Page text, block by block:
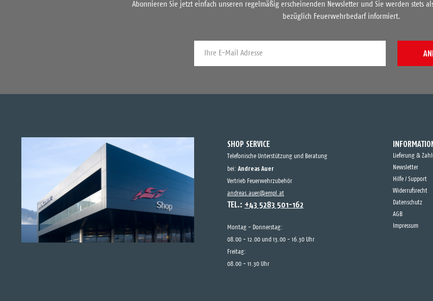
Abonnieren Sie jetzt einfach unseren regelmäßig erscheinenden Newsletter und Sie werden stets
bezüglich Feuerwehrbedarf informiert.
SHOP SERVICE
Telefonische Unterstützung und Beratung
bei: Andreas Auer
Vertrieb Feuerwehrzubehör
andreas.auer@empl.at
TEL.: +43 5283 501-162
Montag - Donnerstag:
08.00 - 12.00 und 13.00 - 16.30 Uhr
Freitag:
08.00 - 11.30 Uhr
Lieferung &
Newsletter
Hilfe / Support
Widerrufsrecht
Datenschutz
AGB
Impressum